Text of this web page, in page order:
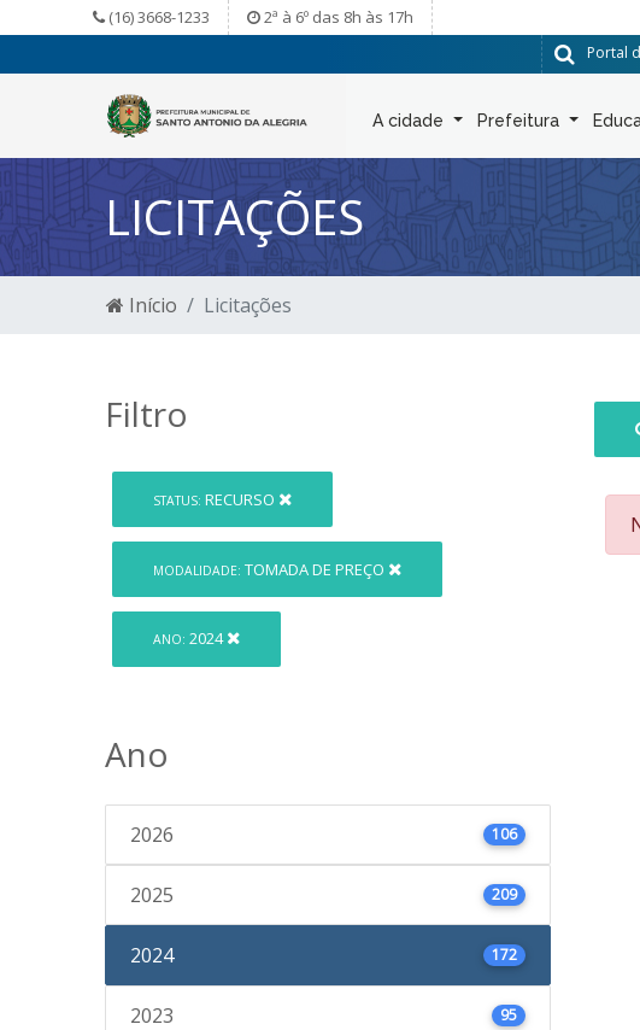
(16) 3668-1233 2ª à 6º das 8h às 17h
Portal
A cidade Prefeitura
LICITAÇÕES
Início Licitações
Filtro
STATUS: RECURSO
MODALIDADE: TOMADA DE PREÇO
ANO: 2024
Ano
2026 106
2025 209
2024 172
2023 95